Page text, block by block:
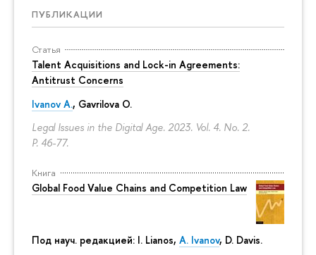
ПУБЛИКАЦИИ
Статья
Talent Acquisitions and Lock-in Agreements:
Antitrust Concerns
Ivanov A., Gavrilova O.
Legal Issues in the Digital Age. 2023. Vol. 4. No. 2.
P. 46-77.
Книга
Global Food Value Chains and Competition Law
Под науч. редакцией: I. Lianos, A. Ivanov, D. Davis.